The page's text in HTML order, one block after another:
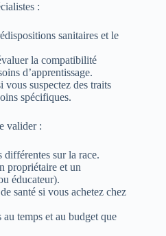
:
sanitaires et le
la compatibilité
d’apprentissage.
vous suspectez des traits
spécifiques.
valider :
sur la race.
propriétaire et un
éducateur).
santé si vous achetez chez
temps et au budget que